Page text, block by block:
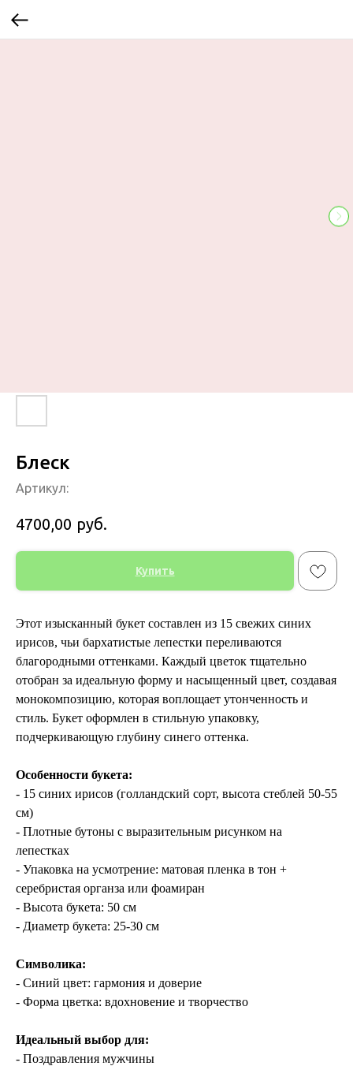
Блеск
Артикул:
4700,00 руб.
Купить
Этот изысканный букет составлен из 15 свежих синих
ирисов, чьи бархатистые лепестки переливаются
благородными оттенками. Каждый цветок тщательно
отобран за идеальную форму и насыщенный цвет, создавая
монокомпозицию, которая воплощает утонченность и
стиль. Букет оформлен в стильную упаковку,
подчеркивающую глубину синего оттенка.
Особенности букета:
- 15 синих ирисов (голландский сорт, высота стеблей 50-55
см)
- Плотные бутоны с выразительным рисунком на
лепестках
- Упаковка на усмотрение: матовая пленка в тон +
серебристая органза или фоамиран
- Высота букета: 50 см
- Диаметр букета: 25-30 см
Символика:
- Синий цвет: гармония и доверие
- Форма цветка: вдохновение и творчество
Идеальный выбор для:
- Поздравления мужчины